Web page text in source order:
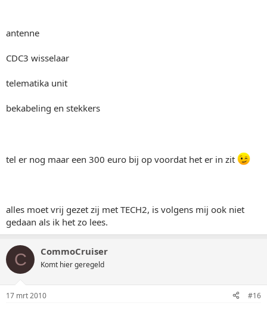
antenne
CDC3 wisselaar
telematika unit
bekabeling en stekkers
tel er nog maar een 300 euro bij op voordat het er in zit
alles moet vrij gezet zij met TECH2, is volgens mij ook niet
gedaan als ik het zo lees.
C CommoCruiser
Komt hier geregeld
17 mrt 2010 #16